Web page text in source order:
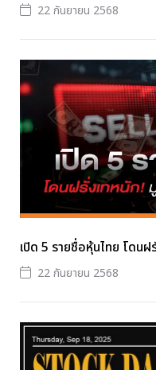
22 กันยายน 2568
เปิด 5 รายชื่อหุ้นไทย โดน
22 กันยายน 2568